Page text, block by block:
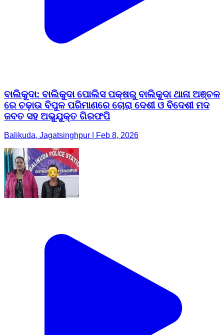
ବାଲିକୁଦା: ବାଲିକୁଦା ପୋଲିସ ପକ୍ଷରୁ ବାଲିକୁଦା ଥାନା ଅଞ୍ଚଳ
ରେ ଚଢ଼ାଉ ବିପୁଳ ପରିମାଣରେ ଚୋରା ଦେଶୀ ଓ ବିଦେଶୀ ମଦ
ଜବତ ସହ ଅଭୁଯୁକ୍ତ ଗିରଫପି
Balikuda, Jagatsinghpur | Feb 8, 2026